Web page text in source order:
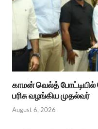
காமன் வெல்த் போட்டியில்
பரிசு வழங்கிய முதல்வர்
August 6, 2026